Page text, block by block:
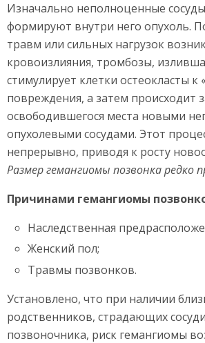
Изначально неполноценные
формируют внутри него опухоль.
травм или сильных нагрузок
кровоизлияния, тромбозы,
стимулирует клетки остеокласты
повреждения, а затем происходит
освободившегося места новыми
опухолевыми сосудами. Этот
непрерывно, приводя к росту
Размер гемангиомы позвонка редко
Причинами гемангиомы
Наследственная
Женский пол;
Травмы позвонков.
Установлено, что при наличии
родственников, страдающих
позвоночника, риск гемангиомы